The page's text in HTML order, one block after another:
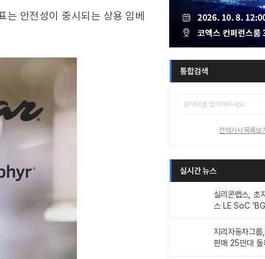
안전성이 중시되는 상용 임베
통합검색
전체기사 목록보
실시간 뉴스
실리콘랩스, 초
스 LE SoC
지리자동차그
판매 25만대 돌